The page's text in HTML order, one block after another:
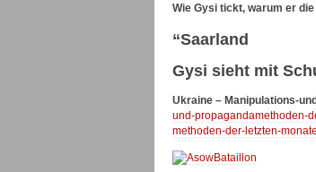
Wie Gysi tickt, warum er
“Saarland
Gysi sieht mit
Ukraine – Manipulations-
und-propagandamethoden-
methoden-der-letzten-